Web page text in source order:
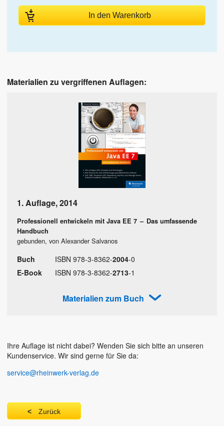
In den Warenkorb
Materialien zu vergriffenen Auflagen:
1. Auflage,2014
Professionell entwickeln mit Java EE 7 – Das umfassende
Handbuch
gebunden, von Alexander Salvanos
Buch ISBN 978-3-8362-2004-0
E-Book
ISBN 978-3-8362-2713-1
Materialien zum Buch
Ihre Auflage ist nicht dabei? Wenden Sie sich bitte an unseren
Kundenservice. Wir sind gerne für Sie da:
service@rheinwerk-verlag.de
Zurück